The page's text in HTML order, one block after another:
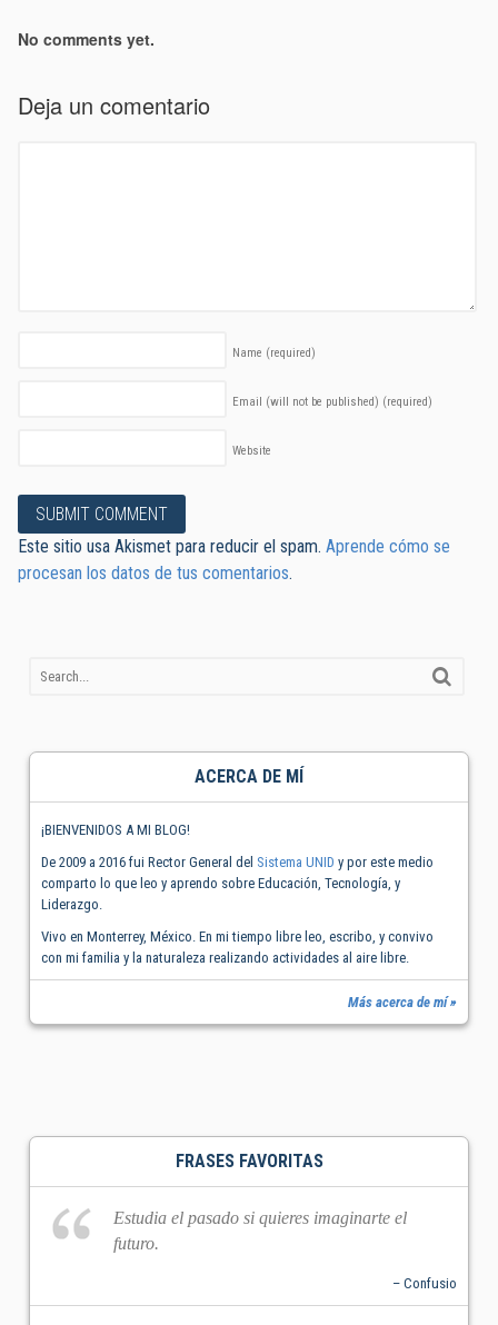
No comments yet.
Deja un comentario
Name (required)
Email (will not be published) (required)
Website
Este sitio usa Akismet para reducir el spam. Aprende cómo se
procesan los datos de tus comentarios.
ACERCA DE MÍ
¡BIENVENIDOS A MI BLOG!
De 2009 a 2016 fui Rector General del Sistema UNID y por este medio
comparto lo que leo y aprendo sobre Educación, Tecnología, y
Liderazgo.
Vivo en Monterrey, México. En mi tiempo libre leo, escribo, y convivo
con mi familia y la naturaleza realizando actividades al aire libre.
Más acerca de mí »
FRASES FAVORITAS
Estudia el pasado si quieres imaginarte el
futuro.
– Confusio